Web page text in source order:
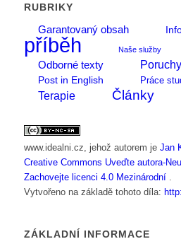
RUBRIKY
Garantovaný obsah
příběh
Naše služby
Odborné texty
Post in English Práce
Terapie Články
www.idealni.cz , jehož autorem je Jan
Creative Commons Uveďte autora-
Zachovejte licenci 4.0 Mezinárodní
Vytvořeno na základě tohoto díla:
ZÁKLADNÍ INFORMACE